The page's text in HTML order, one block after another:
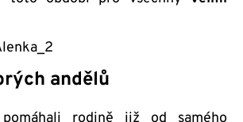
andělů